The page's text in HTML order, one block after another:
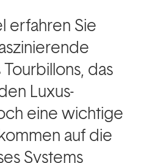
erfahren Sie
das
Luxus-
eine wichtige
auf die
Systems